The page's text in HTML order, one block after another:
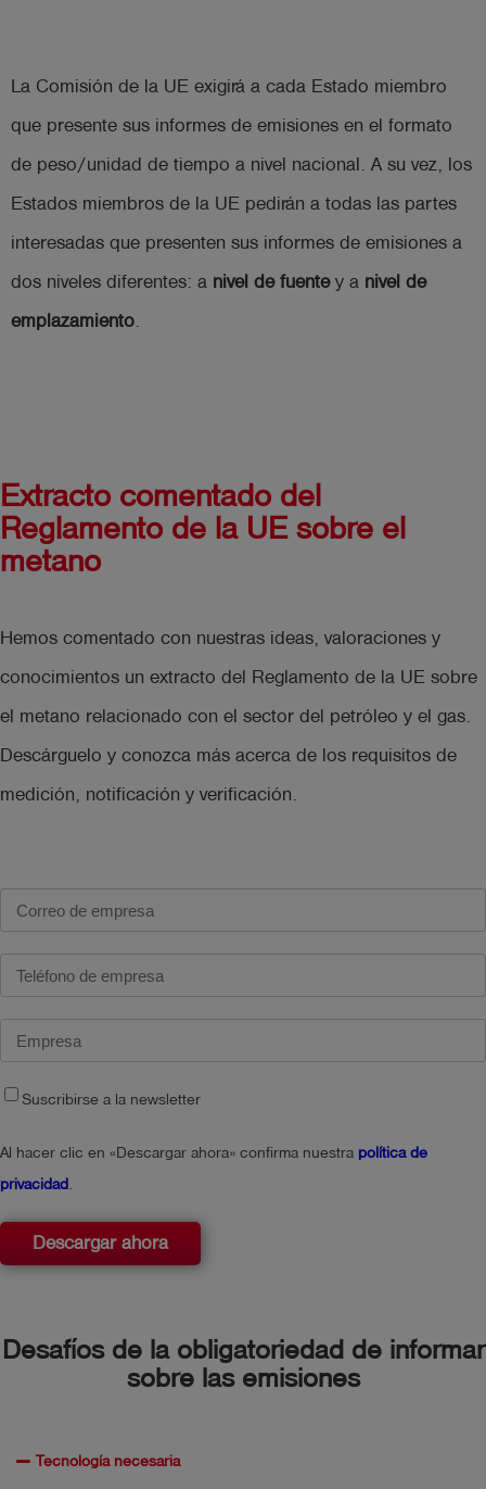
La Comisión de la UE exigirá a cada Estado miembro
que presente sus informes de emisiones en el formato
de peso/unidad de tiempo a nivel nacional. A su vez, los
Estados miembros de la UE pedirán a todas las partes
interesadas que presenten sus informes de emisiones a
dos niveles diferentes: a nivel de fuentey a nivel de
emplazamiento.
Extracto comentado del
Reglamento de la UE sobre el
metano
Hemos comentado con nuestras ideas, valoraciones y
conocimientos un extracto del Reglamento de la UE sobre
el metano relacionado con el sector del petróleo y el gas.
Descárguelo y conozca más acerca de los requisitos de
medición, notificación y verificación.
Suscribirse a la newsletter
Al hacer clic en «Descargar ahora» confirma nuestra política de
privacidad .
Descargar ahora
Desafíos de la obligatoriedad de informar
sobre las emisiones
Tecnología necesaria